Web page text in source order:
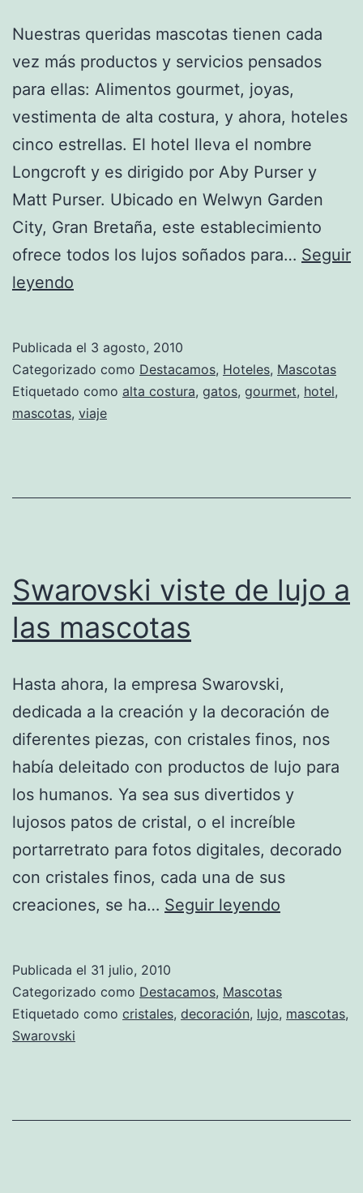
Nuestras queridas mascotas tienen cada
vez más productos y servicios pensados
para ellas: Alimentos gourmet, joyas,
vestimenta de alta costura, y ahora, hoteles
cinco estrellas. El hotel lleva el nombre
Longcroft y es dirigido por Aby Purser y
Matt Purser. Ubicado en Welwyn Garden
City, Gran Bretaña, este establecimiento
ofrece todos los lujos soñados para… Seguir
leyendo
gato
en
un
estrellas
Publicada el 3 agosto, 2010
Categorizado como Destacamos, Hoteles, Mascotas
Etiquetado como alta costura, gatos, gourmet, hotel,
mascotas, viaje
Swarovski viste de lujo a
las mascotas
Hasta ahora, la empresa Swarovski,
dedicada a la creación y la decoración de
diferentes piezas, con cristales finos, nos
había deleitado con productos de lujo para
los humanos. Ya sea sus divertidos y
lujosos patos de cristal, o el increíble
portarretrato para fotos digitales, decorado
con cristales finos, cada una de sus
creaciones, se ha… Seguir leyendo
lujo
a
Publicada el 31 julio, 2010
Categorizado como Destacamos, Mascotas
Etiquetado como cristales, decoración, lujo, mascotas,
Swarovski